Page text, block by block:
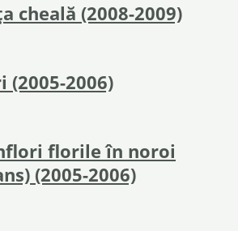
cheală (2008-2009)
(2005-2006)
florile în noroi
(2005-2006)